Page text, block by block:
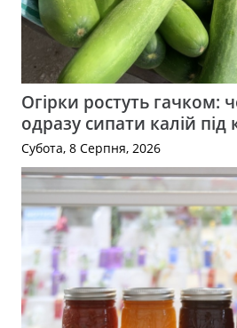
Огірки ростуть гачком:
одразу сипати калій під
Субота, 8 Серпня, 2026